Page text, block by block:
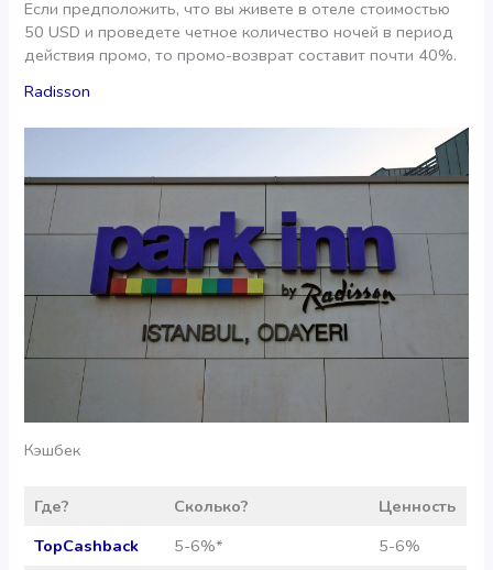
Если предположить, что вы живете в отеле стоимостью
50 USD и проведете четное количество ночей в период
действия промо, то промо-возврат составит почти 40%.
Radisson
Кэшбек
Где? Сколько?
Ценность
TopCashback
5-6%*
5-6%